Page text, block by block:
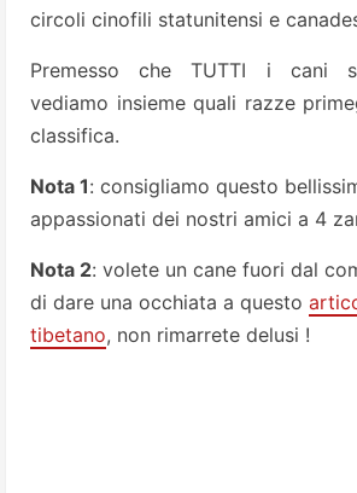
circoli cinofili statunitensi e
Premesso che TUTTI i cani
vediamo insieme quali razze
classifica.
Nota 1: consigliamo questo
appassionati dei nostri amici a 4
Nota 2: volete un cane fuori dal
di dare una occhiata a questo
tibetano, non rimarrete delusi !